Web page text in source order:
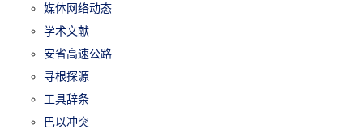
媒体网络动态
学术文献
安省高速公路
寻根探源
工具辞条
巴以冲突